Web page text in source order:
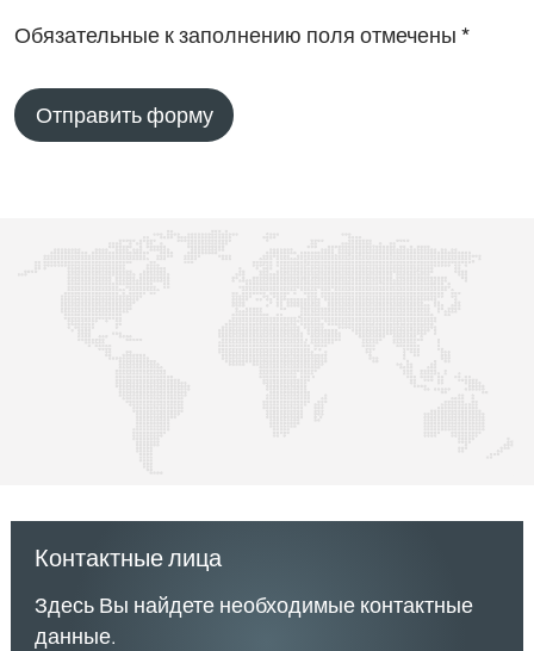
Обязательные к заполнению поля отмечены *
Отправить форму
Контактные лица
Здесь Вы найдете необходимые контактные
данные.